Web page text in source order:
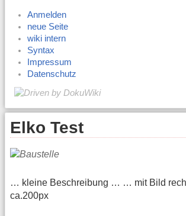
Anmelden
neue Seite
wiki intern
Syntax
Impressum
Datenschutz
Elko Test
… kleine Beschreibung … … mit Bild
ca.200px